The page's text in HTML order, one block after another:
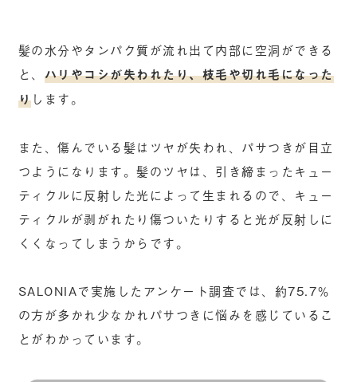
髪の水分やタンパク質が流れ出て内部に空洞ができる
と、 ハリやコシが失われたり、枝毛や切れ毛になった
りします。
また、傷んでいる髪はツヤが失われ、パサつきが目立
つようになります。髪のツヤは、引き締まったキュー
ティクルに反射した光によって生まれるので、キュー
ティクルが剥がれたり傷ついたりすると光が反射しに
くくなってしまうからです。
SALONIAで実施したアンケート調査では、約75.7％
の方が多かれ少なかれパサつきに悩みを感じているこ
とがわかっています。